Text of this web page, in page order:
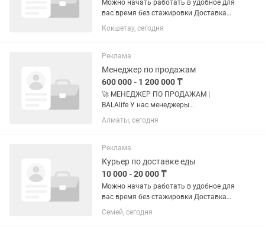
Можно начать работать в удобное для
вас время без стажировки Доставка
заказов из ресторанов/сетей быстрого
питания заказчикам - Свободный
Работа через мобильное...
Кокшетау, сегодня
Реклама
Менеджер по продажам
600 000 - 1 200 000 ₸
🚀 МЕНЕДЖЕР ПО ПРОДАЖАМ |
BALAlife У нас менеджеры
зарабатывают хорошие деньги
благодаря сильному продукту и
– 1 200 000 тг и выше | горячие заявки
| быстрый...
Алматы, сегодня
Реклама
Курьер по доставке еды
10 000 - 20 000 ₸
Можно начать работать в удобное для
вас время без стажировки Доставка
заказов из ресторанов/сетей быстрого
питания заказчикам - Свободный
Семей, сегодня